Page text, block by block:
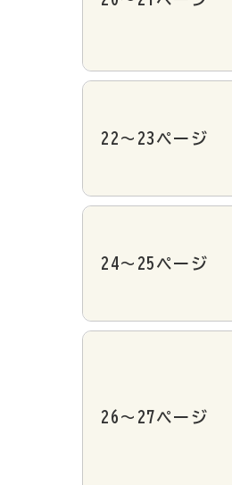
22～23ページ
24～25ページ
26～27ページ